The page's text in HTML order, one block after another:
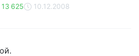
13 625 10.12.2008